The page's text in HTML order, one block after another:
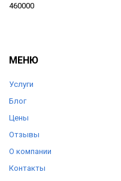
460000
МЕНЮ
Услуги
Блог
Цены
Отзывы
О компании
Контакты